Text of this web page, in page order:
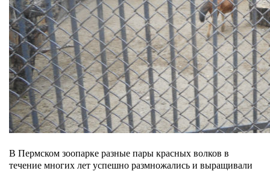
В Пермском зоопарке разные пары красных волков в
течение многих лет успешно размножались и выращивали